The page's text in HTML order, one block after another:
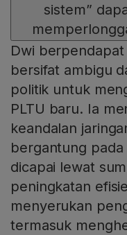
sistem”
Dwi
bersifat ambigu
politik untuk
PLTU baru. Ia
keandalan
bergantung pada
dicapai lewat
peningkatan
menyerukan
termasuk